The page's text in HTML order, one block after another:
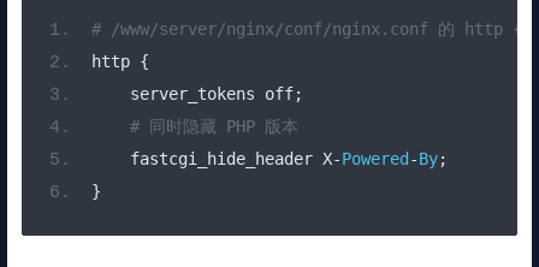
# /www/server/nginx/conf/nginx.conf 的 http {}
http {
    server_tokens off
;
# 同时隐藏 PHP 版本
    fastcgi_hide_header X
-Powered -By;
}